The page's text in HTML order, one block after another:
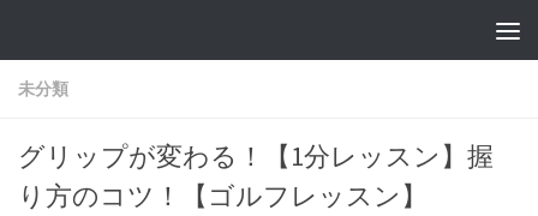
未分類
グリップが変わる！【1分レッスン】握
り方のコツ！【ゴルフレッスン】